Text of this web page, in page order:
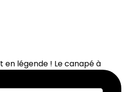
en légende ! Le canapé à